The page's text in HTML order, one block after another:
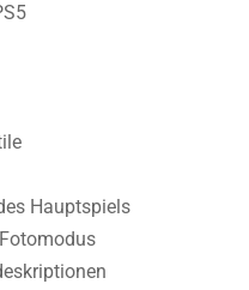
Hauptspiels